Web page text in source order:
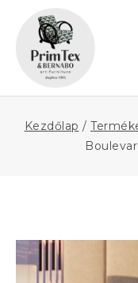
content
Kezdőlap /